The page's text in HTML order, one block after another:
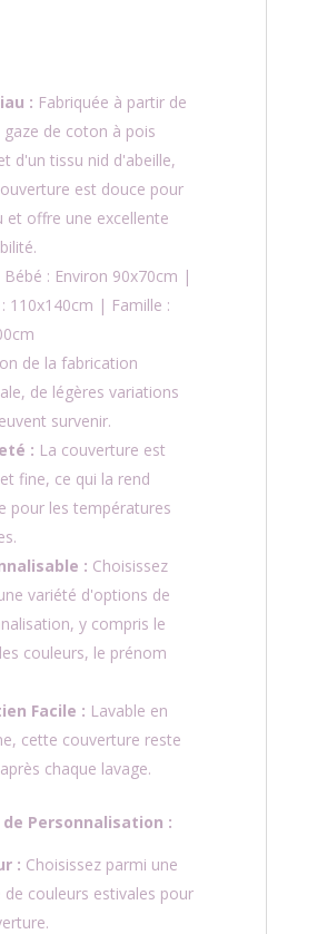
: Fabriquée à partir de
gaze de coton à pois
d'un tissu nid d'abeille,
est douce pour
et offre une excellente
Bébé : Environ 90x70cm |
110x140cm | Famille :
de la fabrication
de légères variations
survenir.
: La couverture est
fine, ce qui la rend
pour les températures
: Choisissez
variété d'options de
y compris le
couleurs, le prénom
Facile : Lavable en
cette couverture reste
chaque lavage.
Personnalisation :
: Choisissez parmi une
de couleurs estivales pour